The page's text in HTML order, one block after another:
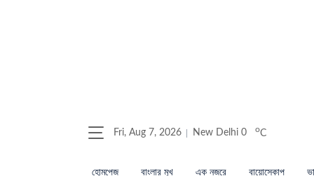
Fri, Aug 7, 2026 New Delhi 0 oC
হোমপেজ বাংলার মুখ এক নজরে বায়োস্কোপ